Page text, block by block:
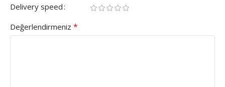
Delivery speed
Değerlendirmeniz *